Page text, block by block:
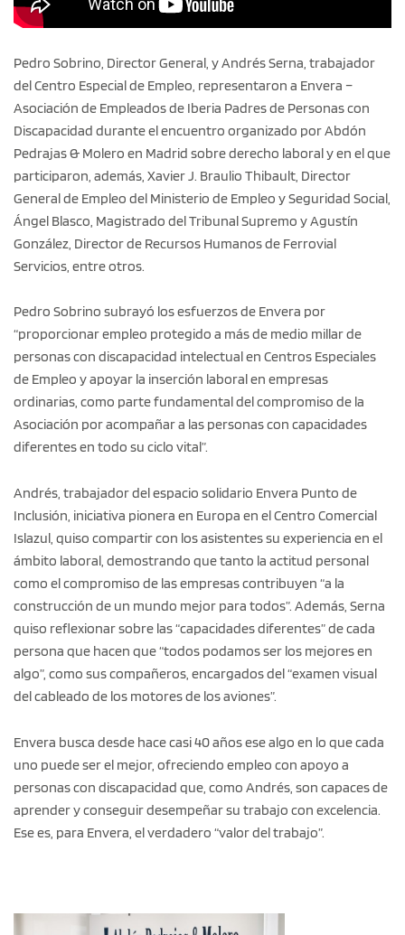
Pedro Sobrino, Director General, y Andrés Serna, trabajador
del Centro Especial de Empleo, representaron a Envera –
Asociación de Empleados de Iberia Padres de Personas con
Discapacidad durante el encuentro organizado por Abdón
Pedrajas & Molero en Madrid sobre derecho laboral y en el que
participaron, además, Xavier J. Braulio Thibault, Director
General de Empleo del Ministerio de Empleo y Seguridad Social,
Ángel Blasco, Magistrado del Tribunal Supremo y Agustín
González, Director de Recursos Humanos de Ferrovial
Servicios, entre otros.
Pedro Sobrino subrayó los esfuerzos de Envera por
“proporcionar empleo protegido a más de medio millar de
personas con discapacidad intelectual en Centros Especiales
de Empleo y apoyar la inserción laboral en empresas
ordinarias, como parte fundamental del compromiso de la
Asociación por acompañar a las personas con capacidades
diferentes en todo su ciclo vital”.
Andrés, trabajador del espacio solidario Envera Punto de
Inclusión, iniciativa pionera en Europa en el Centro Comercial
Islazul, quiso compartir con los asistentes su experiencia en el
ámbito laboral, demostrando que tanto la actitud personal
como el compromiso de las empresas contribuyen “a la
construcción de un mundo mejor para todos”. Además, Serna
quiso reflexionar sobre las “capacidades diferentes” de cada
persona que hacen que “todos podamos ser los mejores en
algo”, como sus compañeros, encargados del “examen visual
del cableado de los motores de los aviones”.
Envera busca desde hace casi 40 años ese algo en lo que cada
uno puede ser el mejor, ofreciendo empleo con apoyo a
personas con discapacidad que, como Andrés, son capaces de
aprender y conseguir desempeñar su trabajo con excelencia.
Ese es, para Envera, el verdadero “valor del trabajo”.